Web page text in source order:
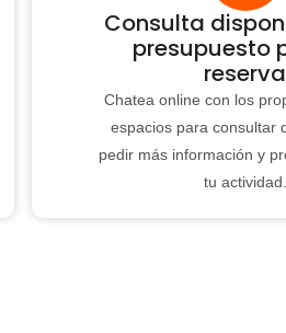
Consulta
presupuesto
reserva
Chatea online con los
espacios para consultar
pedir más información y
tu actividad.